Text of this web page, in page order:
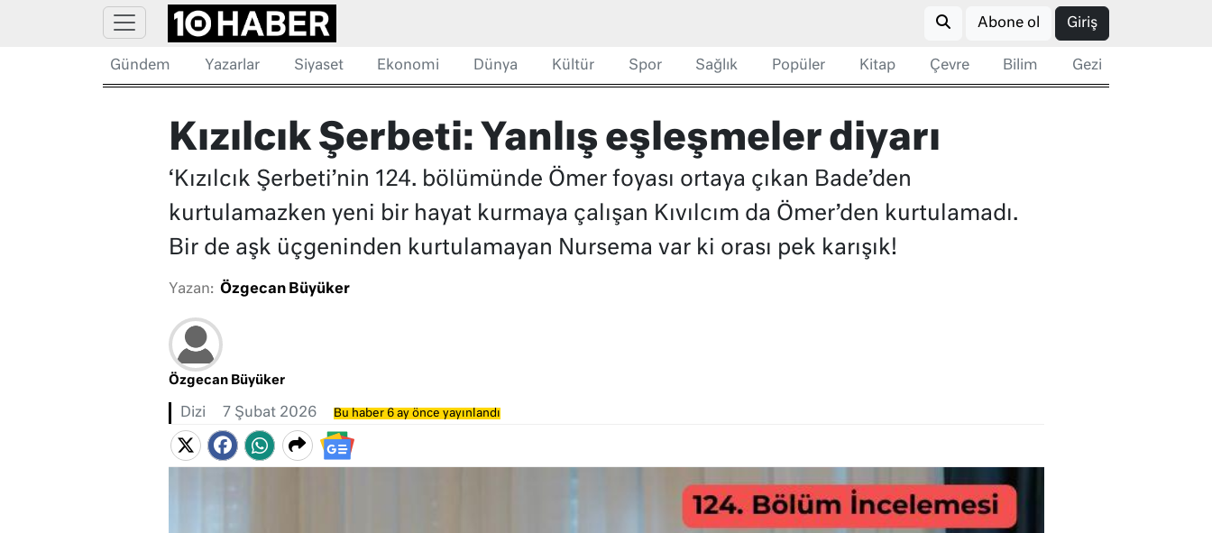
Abone ol Giriş
Gündem Yazarlar Siyaset Ekonomi Dünya Kültür Spor Sağlık Popüler Kitap Çevre Bilim Gezi
Kızılcık Şerbeti: Yanlış eşleşmeler diyarı
‘Kızılcık Şerbeti’nin 124. bölümünde Ömer foyası ortaya çıkan Bade’den
kurtulamazken yeni bir hayat kurmaya çalışan Kıvılcım da Ömer’den kurtulamadı.
Bir de aşk üçgeninden kurtulamayan Nursema var ki orası pek karışık!
Yazan: Özgecan Büyüker
Özgecan Büyüker
Dizi 7 Şubat 2026 Bu haber 6 ay önce yayınlandı